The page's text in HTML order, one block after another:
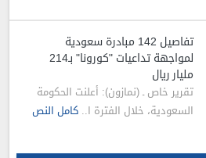
تفاصيل 142 مبادرة سعودية
لمواجهة تداعيات "كورونا" بـ214
مليار ريال
تقرير خاص ـ (نمازون): أعلنت الحكومة
السعودية، خلال الفترة ا..كامل النص